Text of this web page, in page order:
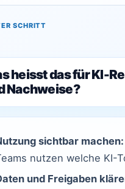
SCHRITT
heisst das für KI-
Nachweise?
sichtbar machen:
nutzen welche KI-
und Freigaben